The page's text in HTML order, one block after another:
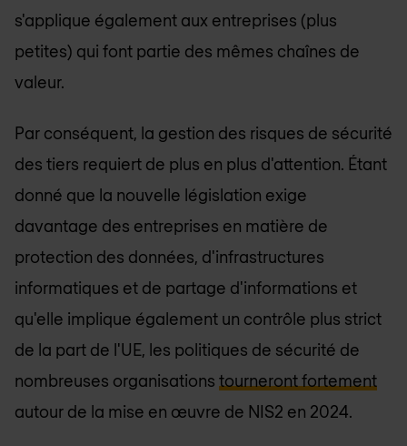
s'applique également aux entreprises (plus
petites) qui font partie des mêmes chaînes de
valeur.
Par conséquent, la gestion des risques de sécurité
des tiers requiert de plus en plus d'attention. Étant
donné que la nouvelle législation exige
davantage des entreprises en matière de
protection des données, d'infrastructures
informatiques et de partage d'informations et
qu'elle implique également un contrôle plus strict
de la part de l'UE, les politiques de sécurité de
nombreuses organisations tourneront fortement
autour de la mise en œuvre de NIS2 en 2024.